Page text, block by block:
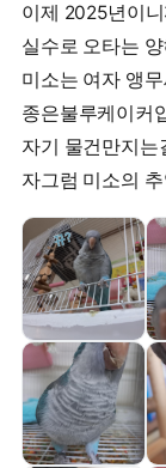
이제 2025년이
실수로 오타는
미소는 여자 앵
종은불루케이커
자기 물건만지는
자그럼 미소의